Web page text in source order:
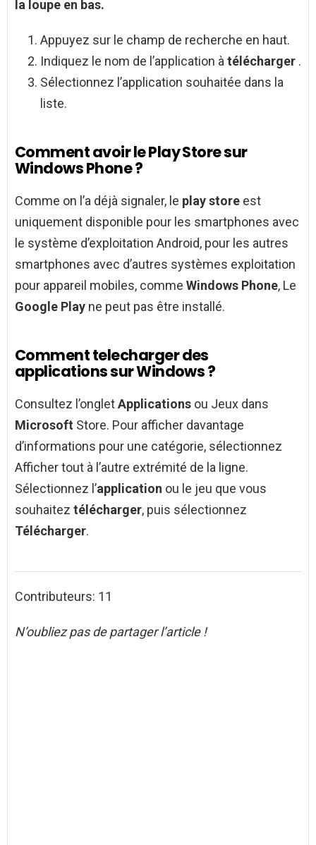
la loupe en bas.
Appuyez sur le champ de recherche en haut.
Indiquez le nom de l’application à télécharger .
Sélectionnez l’application souhaitée dans la
liste.
Comment avoir le Play Store sur
Windows Phone ?
Comme on l’a déjà signaler, le play store est
uniquement disponible pour les smartphones avec
le système d’exploitation Android, pour les autres
smartphones avec d’autres systèmes exploitation
pour appareil mobiles, comme Windows Phone, Le
Google Play ne peut pas être installé.
Comment telecharger des
applications sur Windows ?
Consultez l’ongletApplications ou Jeux dans
Microsoft Store. Pour afficher davantage
d’informations pour une catégorie, sélectionnez
Afficher tout à l’autre extrémité de la ligne.
Sélectionnez l’application ou le jeu que vous
souhaitez télécharger, puis sélectionnez
Télécharger.
Contributeurs: 11
N’oubliez pas de partager l’article !